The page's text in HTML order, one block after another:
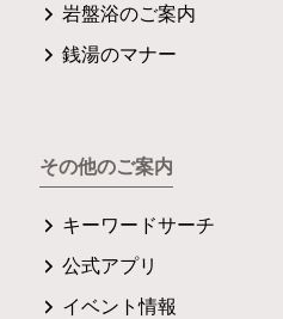
岩盤浴のご案内
銭湯のマナー
その他のご案内
キーワードサーチ
公式アプリ
イベント情報